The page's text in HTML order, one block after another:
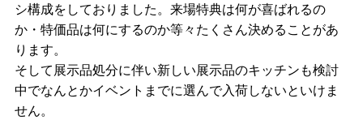
シ構成をしておりました。来場特典は何が喜ばれるの
か・特価品は何にするのか等々たくさん決めることがあ
ります。
そして展示品処分に伴い新しい展示品のキッチンも検討
中でなんとかイベントまでに選んで入荷しないといけま
せん。